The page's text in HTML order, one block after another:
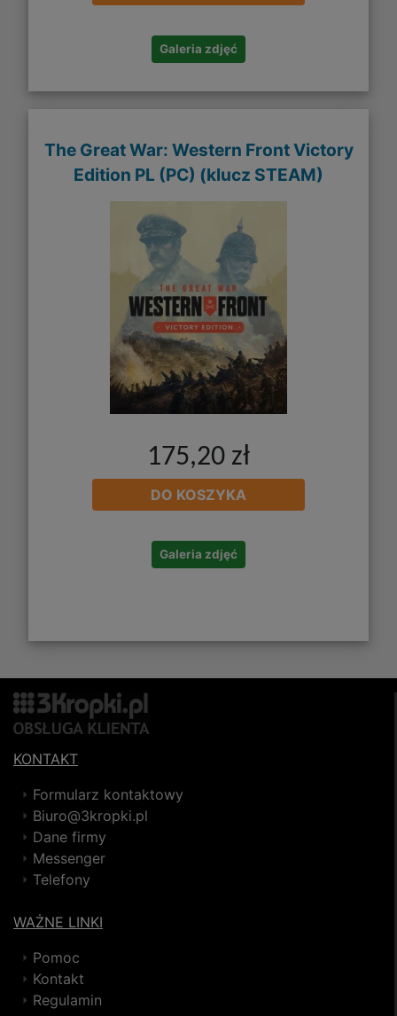
Galeria zdjęć
The Great War: Western Front Victory
Edition PL (PC) (klucz STEAM)
175,20 zł
DO KOSZYKA
Galeria zdjęć
KONTAKT
Formularz kontaktowy
Biuro@3kropki.pl
Dane firmy
Messenger
Telefony
WAŻNE LINKI
Pomoc
Kontakt
Regulamin